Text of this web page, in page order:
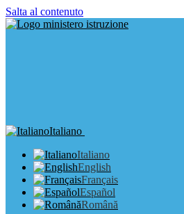
Salta al contenuto
Italiano
Italiano
English
Français
Español
Română